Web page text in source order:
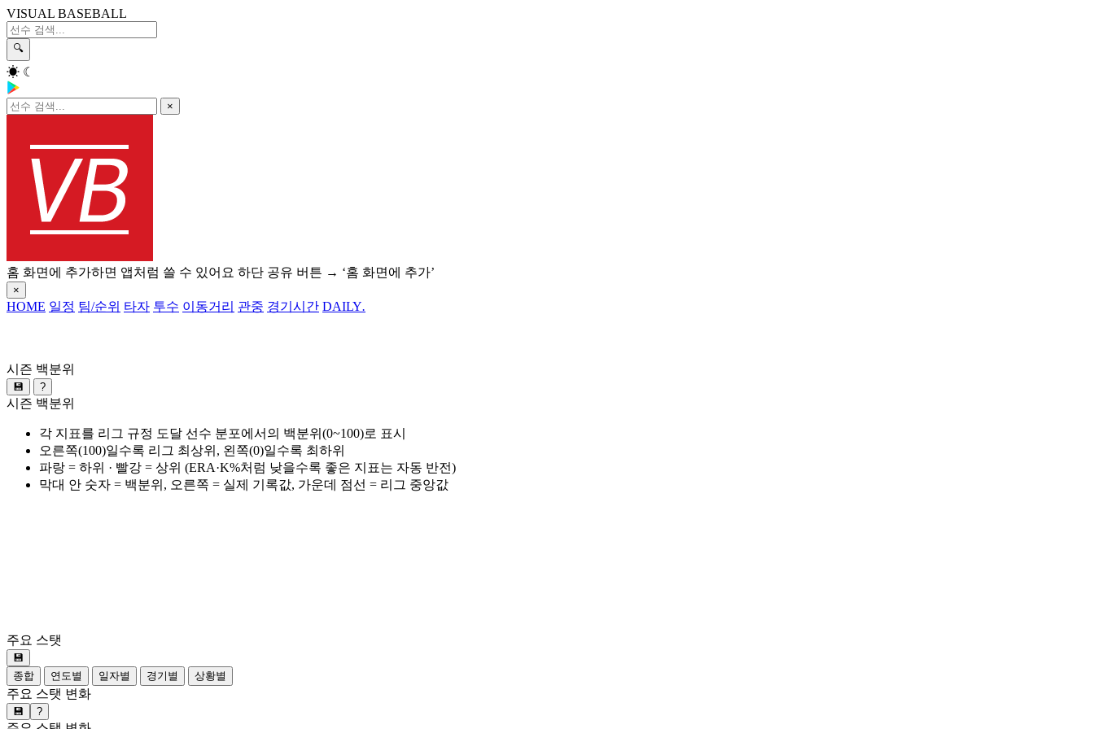
VISUAL BASEBALL
🔍
☀ ☾
×
홈 화면에 추가하면 앱처럼 쓸 수 있어요 하단 공유 버튼 → ‘홈 화면에 추가’
×
HOME 일정 팀/순위 타자 투수 이동거리 관중 경기시간 DAILY.
시즌 백분위
💾 ?
시즌 백분위
각 지표를 리그 규정 도달 선수 분포에서의 백분위(0~100)로 표시
오른쪽(100)일수록 리그 최상위, 왼쪽(0)일수록 최하위
파랑 = 하위 · 빨강 = 상위 (ERA·K%처럼 낮을수록 좋은 지표는 자동 반전)
막대 안 숫자 = 백분위, 오른쪽 = 실제 기록값, 가운데 점선 = 리그 중앙값
주요 스탯
💾
종합
연도별 일자별 경기별 상황별
주요 스탯 변화
💾 ?